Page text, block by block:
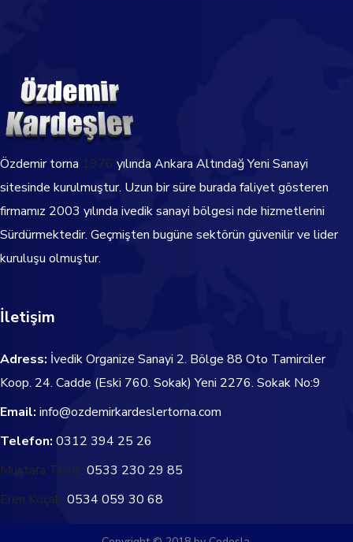
Özdemir torna 1976 yılında Ankara Altındağ Yeni Sanayi
sitesinde kurulmuştur. Uzun bir süre burada faliyet gösteren
firmamız 2003 yılında ivedik sanayi bölgesi nde hizmetlerini
Sürdürmektedir. Geçmişten bugüne sektörün güvenilir ve lider
kuruluşu olmuştur.
İletişim
Adress: İvedik Organize Sanayi 2. Bölge 88 Oto Tamirciler
Koop. 24. Cadde (Eski 760. Sokak) Yeni 2276. Sokak No:9
Email: info@ozdemirkardeslertorna.com
Telefon: 0312 394 25 26
Mustafa Temir: 0533 230 29 85
Eren Koçak: 0534 059 30 68